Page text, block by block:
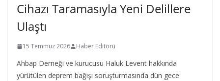
Cihazı Taramasıyla Yeni Delillere
Ulaştı
15 Temmuz 2026 Haber Editörü
Ahbap Derneği ve kurucusu Haluk Levent hakkında
yürütülen deprem bağışı soruşturmasında dün gece